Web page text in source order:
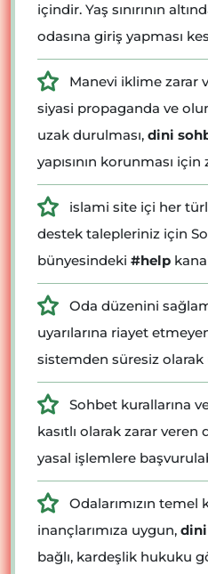
içindir. Yaş sınırının
odasına giriş yapması
Manevi iklime zarar
siyasi propaganda ve
uzak durulması, dini
yapısının korunması
islami site içi her
destek talepleriniz için
bünyesindeki #help
Oda düzenini
uyarılarına riayet
sistemden süresiz olarak
Sohbet kurallarına
kasıtlı olarak zarar veren
yasal işlemlere
Odalarımızın temel
inançlarımıza uygun,
bağlı, kardeşlik hukuku